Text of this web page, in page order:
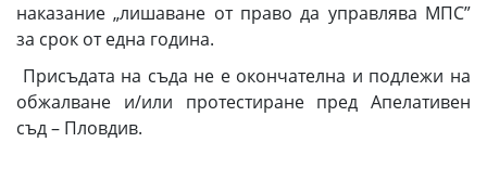
наказание „лишаване от право да управлява МПС”
за срок от една година.
Присъдата на съда не е окончателна и подлежи на
обжалване и/или протестиране пред Апелативен
съд – Пловдив.